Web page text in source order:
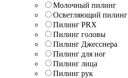
Молочный пилинг
Осветляющий пилинг
Пилинг PRX
Пилинг головы
Пилинг Джесснера
Пилинг для ног
Пилинг лица
Пилинг рук